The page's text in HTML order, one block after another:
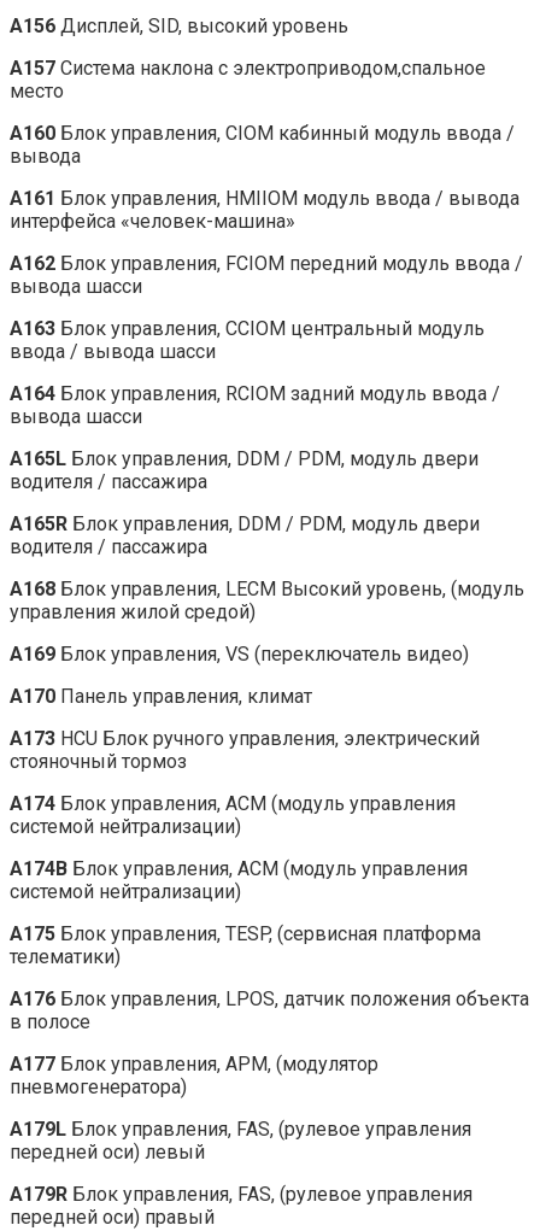
A156 Дисплей, SID, высокий уровень
A157 Система наклона с электроприводом,спальное
место
A160 Блок управления, CIOM кабинный модуль ввода /
вывода
A161 Блок управления, HMIIOM модуль ввода / вывода
интерфейса «человек-машина»
A162 Блок управления, FCIOM передний модуль ввода /
вывода шасси
A163 Блок управления, CCIOM центральный модуль
ввода / вывода шасси
A164 Блок управления, RCIOM задний модуль ввода /
вывода шасси
A165L Блок управления, DDM / PDM, модуль двери
водителя / пассажира
A165R Блок управления, DDM / PDM, модуль двери
водителя / пассажира
A168 Блок управления, LECM Высокий уровень, (модуль
управления жилой средой)
A169 Блок управления, VS (переключатель видео)
A170 Панель управления, климат
A173 HCU Блок ручного управления, электрический
стояночный тормоз
A174 Блок управления, ACM (модуль управления
системой нейтрализации)
A174B Блок управления, ACM (модуль управления
системой нейтрализации)
A175 Блок управления, TESP, (сервисная платформа
телематики)
A176 Блок управления, LPOS, датчик положения объекта
в полосе
A177 Блок управления, APM, (модулятор
пневмогенератора)
A179L Блок управления, FAS, (рулевое управления
передней оси) левый
A179R Блок управления, FAS, (рулевое управления
передней оси) правый